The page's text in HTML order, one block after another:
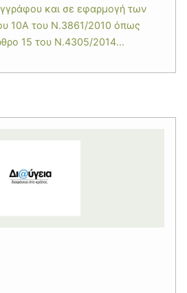
και σε εφαρμογή των
10Α του Ν.3861/2010 όπως
15 του Ν.4305/2014...